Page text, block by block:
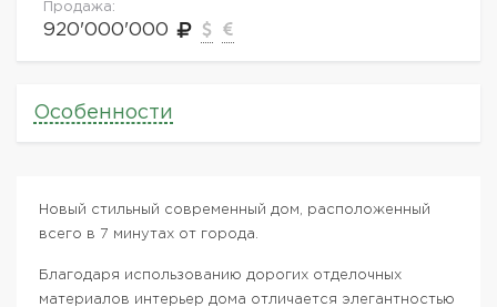
Продажа:
920'000'000
Особенности
Новый стильный современный дом, расположенный
всего в 7 минутах от города.
Благодаря использованию дорогих отделочных
материалов интерьер дома отличается элегантностью